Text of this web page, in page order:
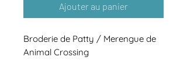
Ajouter au panier
Broderie de Patty / Merengue de
Animal Crossing